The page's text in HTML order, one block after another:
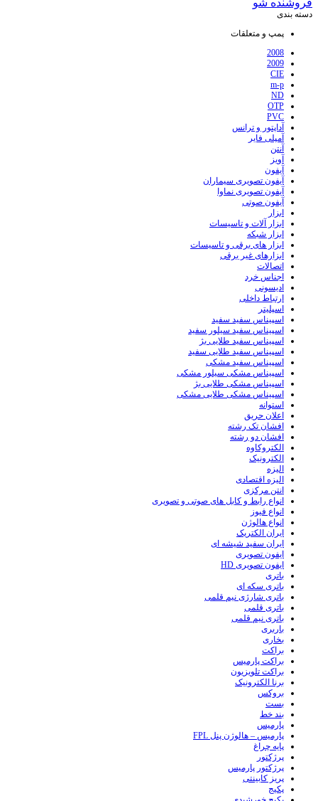
فروشنده شو
دسته بندی
پمپ و متعلقات
2008
2009
CIE
m-p
ND
OTP
PVC
آداپتور و ترانس
آمپلی فایر
آنتن
آویز
آیفون
آیفون تصویری سیماران
آیفون تصویری نماوا
آیفون صوتی
ابزار
ابزار آلات و تاسیسات
ابزار شبکه
ابزار های برقی و تاسیسات
ابزارهای غیر برقی
اتصالات
اجناس خرد
ادیسونی
ارتباط داخلی
اسپلیتر
اسپیناس سفید سفید
اسپیناس سفید سیلور سفید
اسپیناس سفید طلایی بژ
اسپیناس سفید طلایی سفید
اسپیناس سفید مشکی
اسپیناس مشکی سیلور مشکی
اسپیناس مشکی طلایی بژ
اسپیناس مشکی طلایی مشکی
استوانه
اعلان حریق
افشان تک رشته
افشان دو رشته
الکتروکاوه
الکترونیک
الیزه
الیزه اقتصادی
انتن مرکزی
انواع رابط و کابل های صوتی و تصویری
انواع فیوز
انواع هالوژن
ایران الکتریک
ایران سفید شیشه ای
ایفون تصویری
ایفون تصویری HD
باتری
باتری سکه ای
باتری شارژی نیم قلمی
باتری قلمی
باتری نیم قلمی
باربری
بخاری
براکت
براکت پارمیس
براکت تلویزیون
برنا الکترونیک
بروکس
بست
بند خط
پارمیس
پارمیس – هالوژن پنل FPL
پایه چراغ
پرژکتور
پرژکتور پارمیس
پریز کابینتی
پکیج